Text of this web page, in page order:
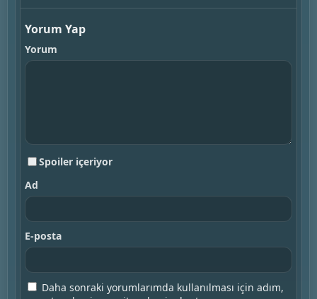
Yorum Yap
Yorum
Spoiler içeriyor
Ad
E-posta
Daha sonraki yorumlarımda kullanılması için adım,